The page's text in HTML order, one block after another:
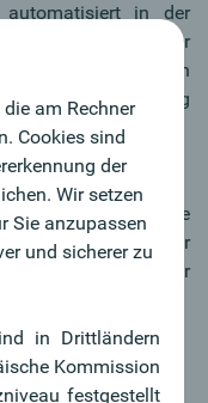
in der
Bei minderer
Fehler an den
ist die Anbindung
nicht notwendig.
liefert reine
Alle Details zur
der „Entwickler
am Rechner
Cookies sind
der
Wir setzen
Sie anzupassen
und sicherer zu
in Drittländern
Kommission
festgestellt